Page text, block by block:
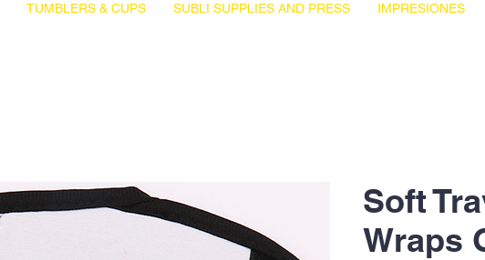
TUMBLERS & CUPS SUBLI SUPPLIES AND PRESS IMPRESIONES
Soft
Wraps